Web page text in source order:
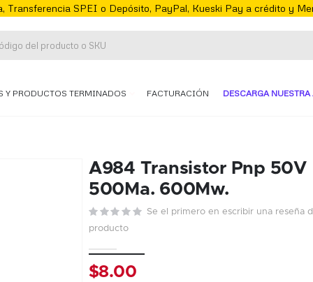
Transferencia SPEI o Depósito, PayPal, Kueski Pay a crédito y
Y PRODUCTOS TERMINADOS FACTURACIÓN DESCARGA NUESTRA
A984 Transistor Pnp 50V
500Ma. 600Mw.
Se el primero en escribir una reseña
producto
$8.00